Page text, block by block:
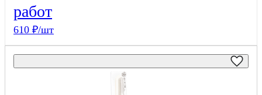
работ
610 ₽/шт